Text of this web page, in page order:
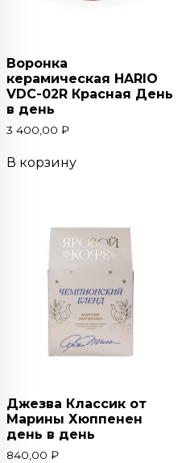
Воронка
керамическая HARIO
VDC-02R Красная День
в день
3 400,00 ₽
В корзину
Джезва Классик от
Марины Хюппенен
день в день
840,00 ₽